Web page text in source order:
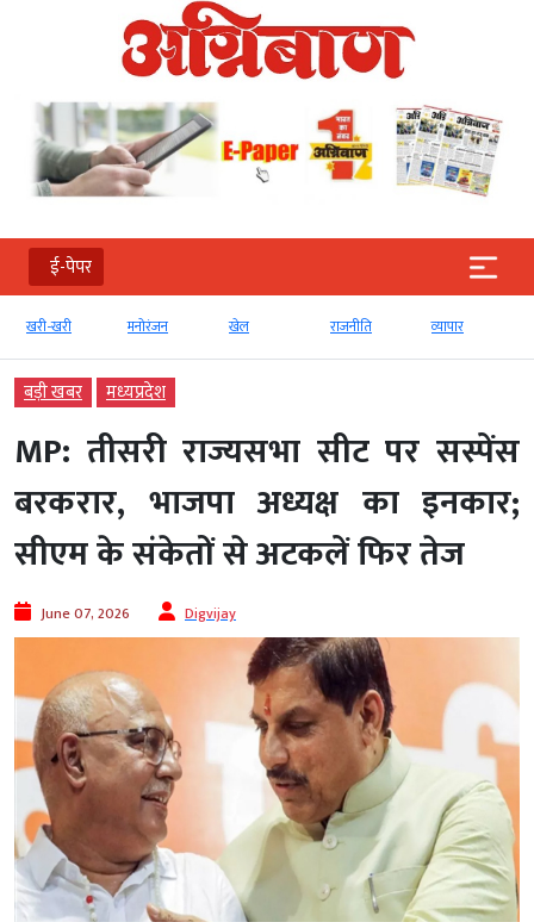
ई-पेपर
खरी-खरी मनोरंजन खेल राजनीति व्‍यापार
बड़ी खबर मध्‍यप्रदेश
MP: तीसरी राज्यसभा सीट पर सस्पेंस
बरकरार, भाजपा अध्यक्ष का इनकार;
सीएम के संकेतों से अटकलें फिर तेज
June 07, 2026 Digvijay